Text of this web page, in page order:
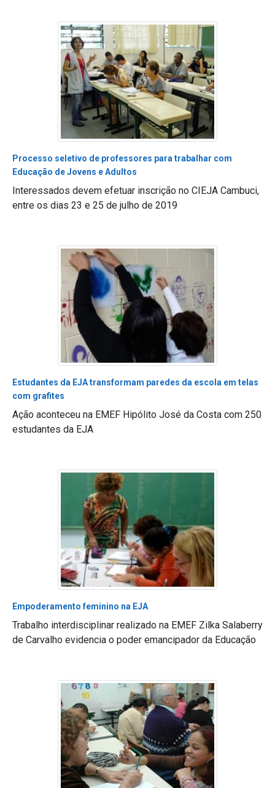
Processo seletivo de professores para trabalhar com
Educação de Jovens e Adultos
Interessados devem efetuar inscrição no CIEJA Cambuci,
entre os dias 23 e 25 de julho de 2019
Estudantes da EJA transformam paredes da escola em telas
com grafites
Ação aconteceu na EMEF Hipólito José da Costa com 250
estudantes da EJA
Empoderamento feminino na EJA
Trabalho interdisciplinar realizado na EMEF Zilka Salaberry
de Carvalho evidencia o poder emancipador da Educação